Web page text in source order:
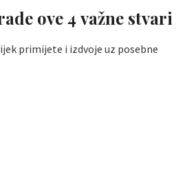
ove 4 važne stvari
primijete i izdvoje uz posebne